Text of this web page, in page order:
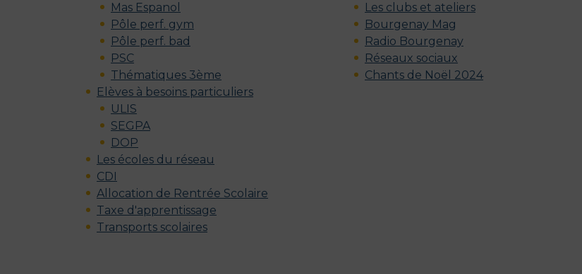
Mas Espanol
Pôle perf. gym
Pôle perf. bad
PSC
Thématiques 3ème
Elèves à besoins particuliers
ULIS
SEGPA
DOP
Les écoles du réseau
CDI
Allocation de Rentrée Scolaire
Taxe d'apprentissage
Transports scolaires
Les clubs et ateliers
Bourgenay Mag
Radio Bourgenay
Réseaux sociaux
Chants de Noël 2024